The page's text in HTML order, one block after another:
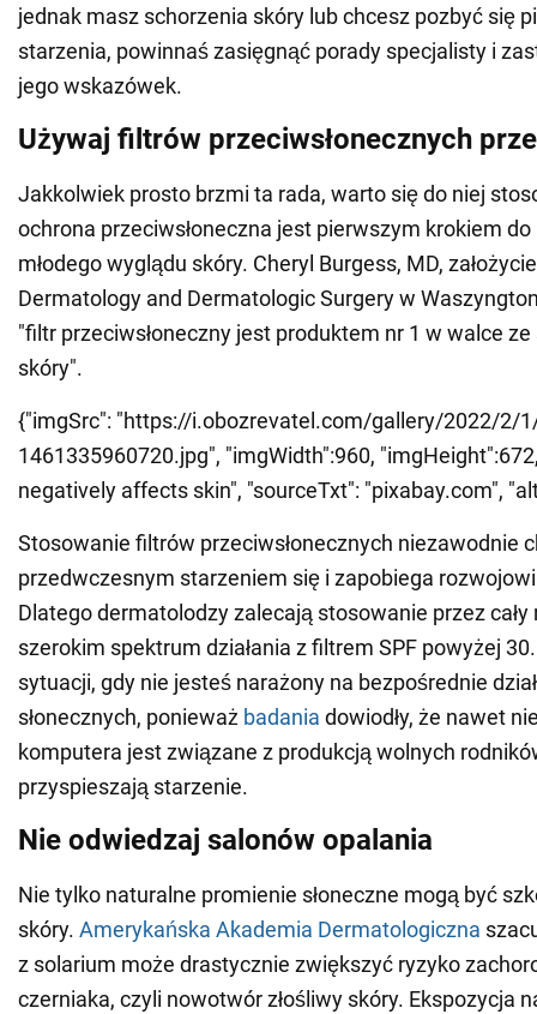
jednak masz schorzenia skóry lub chcesz pozbyć się
starzenia, powinnaś zasięgnąć porady specjalisty i
jego wskazówek.
Używaj filtrów przeciwsłonecznych
Jakkolwiek prosto brzmi ta rada, warto się do niej
ochrona przeciwsłoneczna jest pierwszym krokiem
młodego wyglądu skóry. Cheryl Burgess, MD,
Dermatology and Dermatologic Surgery w
"filtr przeciwsłoneczny jest produktem nr 1 w walce
skóry".
{"imgSrc": "https://i.obozrevatel.com/gallery/2022/2/
1461335960720.jpg", "imgWidth":960,
negatively affects skin", "sourceTxt": "pixabay.com",
Stosowanie filtrów przeciwsłonecznych niezawodnie
przedwczesnym starzeniem się i zapobiega
Dlatego dermatolodzy zalecają stosowanie przez
szerokim spektrum działania z filtrem SPF powyżej
sytuacji, gdy nie jesteś narażony na bezpośrednie
słonecznych, ponieważ badania dowiodły, że nawet
komputera jest związane z produkcją wolnych
przyspieszają starzenie.
Nie odwiedzaj salonów opalania
Nie tylko naturalne promienie słoneczne mogą być
skóry. Amerykańska Akademia Dermatologiczna
z solarium może drastycznie zwiększyć ryzyko
czerniaka, czyli nowotwór złośliwy skóry. Ekspozycja